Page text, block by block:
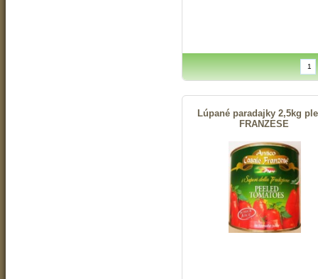
Lúpané paradajky 2,5kg
FRANZESE